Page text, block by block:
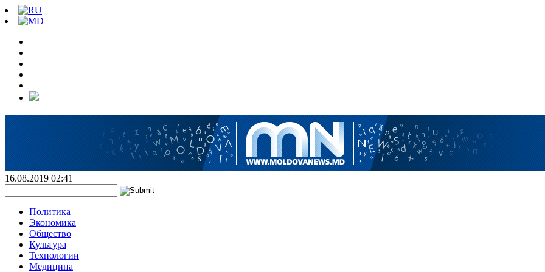
16.08.2019 02:41
Политика
Экономика
Общество
Культура
Технологии
Медицина